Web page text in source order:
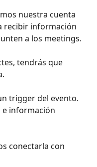
nuestra cuenta
recibir información
a los meetings.
tendrás que
trigger del evento.
e información
conectarla con